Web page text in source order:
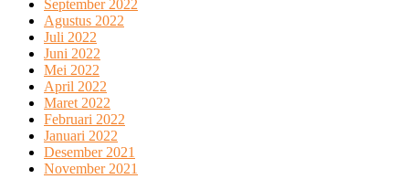
September 2022
Agustus 2022
Juli 2022
Juni 2022
Mei 2022
April 2022
Maret 2022
Februari 2022
Januari 2022
Desember 2021
November 2021